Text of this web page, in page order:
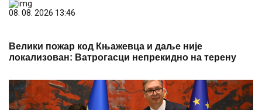
08. 08. 2026 13:46
Велики пожар код Књажевца и даље није
локализован: Ватрогасци непрекидно на терену